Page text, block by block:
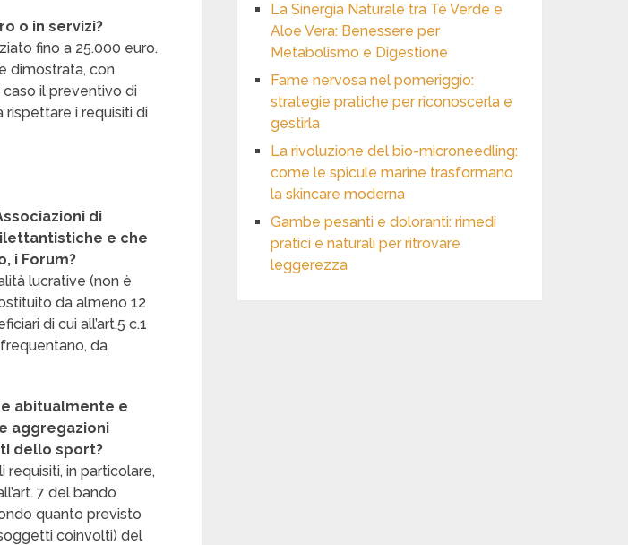
o in servizi?
fino a 25.000 euro.
dimostrata, con
il preventivo di
rispettare i requisiti di
di
e che
i Forum?
lucrative (non è
da almeno 12
di cui all’art.5 c.1
da
abitualmente e
aggregazioni
dello sport?
in particolare,
7 del bando
quanto previsto
coinvolti) del
La Sinergia Naturale tra Tè Verde e
Aloe Vera: Benessere per
Metabolismo e Digestione
Fame nervosa nel pomeriggio:
strategie pratiche per riconoscerla e
gestirla
La rivoluzione del bio-microneedling:
come le spicule marine trasformano
la skincare moderna
Gambe pesanti e doloranti: rimedi
pratici e naturali per ritrovare
leggerezza